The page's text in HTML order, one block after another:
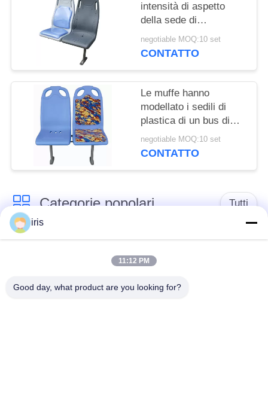
intensità di aspetto
della sede di
automobile del panno di
plastica pulito luminoso
negotiable MOQ:10 set
CONTATTO
Le muffe hanno
modellato i sedili di
plastica di un bus di
volta, sedili comodi del
bus resistenti alla
negotiable MOQ:10 set
CONTATTO
Categorie popolari Tutti
Sedili di lusso del
Sedili del bus del
sottobicchiere
Autista di autobus
iris
11:12 PM
Good day, what product are you looking for?